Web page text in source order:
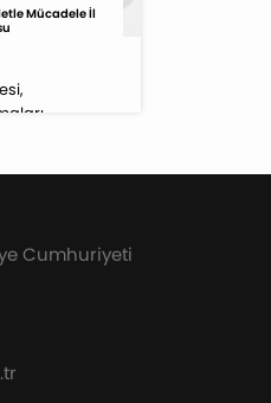
Mücadele İl
Şiddetle
İzleme ve
Dönem
Planı
Cumhuriyeti